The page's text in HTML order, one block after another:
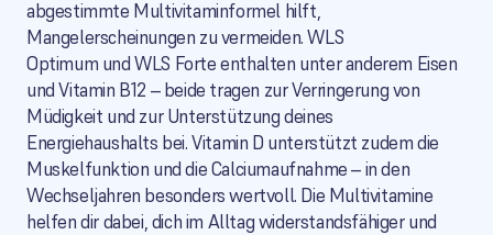
abgestimmte Multivitaminformel hilft,
Mangelerscheinungen zu vermeiden. WLS
Optimum und WLS Forte enthalten unter anderem Eisen
und Vitamin B12 – beide tragen zur Verringerung von
Müdigkeit und zur Unterstützung deines
Energiehaushalts bei. Vitamin D unterstützt zudem die
Muskelfunktion und die Calciumaufnahme – in den
Wechseljahren besonders wertvoll. Die Multivitamine
helfen dir dabei, dich im Alltag widerstandsfähiger und